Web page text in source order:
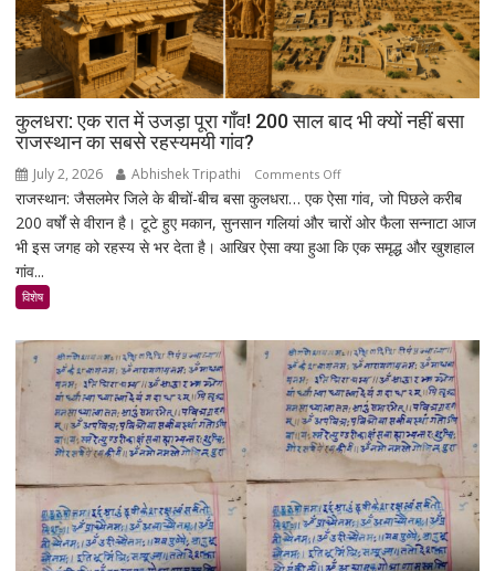
घर
बताने
पर
दोस्त
ने
मिलकर
मार
कुलधरा: एक रात में उजड़ा पूरा गाँव! 200 साल बाद भी क्यों नहीं बसा
राजस्थान का सबसे रहस्यमयी गांव?
July 2, 2026 Abhishek Tripathi Comments Offon
कुलधरा:
एक
रात
गाँव!
200
साल
बाद
भी
क्यों
बसा
राजस्थान
का
राजस्थान: जैसलमेर जिले के बीचों-बीच बसा कुलधरा… एक ऐसा गांव, जो पिछले करीब
200 वर्षों से वीरान है। टूटे हुए मकान, सुनसान गलियां और चारों ओर फैला सन्नाटा आज
भी इस जगह को रहस्य से भर देता है। आखिर ऐसा क्या हुआ कि एक समृद्ध और खुशहाल
गांव...
विशेष